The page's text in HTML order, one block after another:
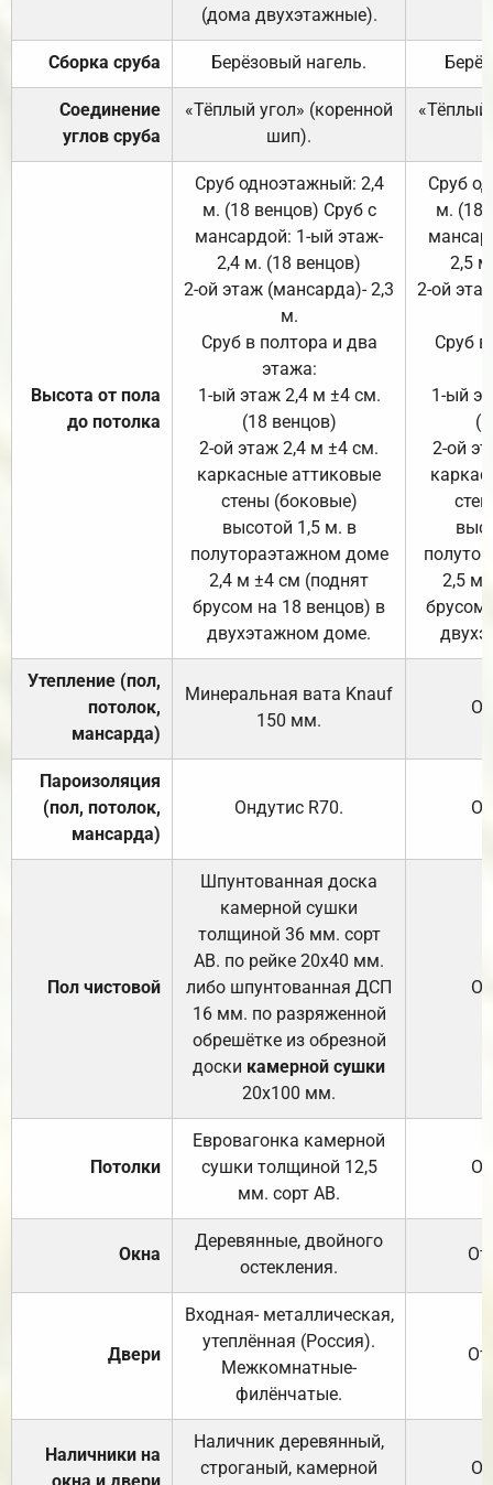
(дома двухэтажные).
Сборка сруба Берёзовый нагель.
Соединение
углов сруба
«Тёплый угол» (коренной
шип).
«Тёплый
Высота от пола
до потолка
Сруб одноэтажный: 2,4
м. (18 венцов) Сруб с
мансардой: 1-ый этаж-
2,4 м. (18 венцов)
2-ой этаж (мансарда)- 2,3
м.
Сруб в полтора и два
этажа:
1-ый этаж 2,4 м ±4 см.
(18 венцов)
2-ой этаж 2,4 м ±4 см.
каркасные аттиковые
стены (боковые)
высотой 1,5 м. в
полутораэтажном доме
2,4 м ±4 см (поднят
брусом на 18 венцов) в
двухэтажном доме.
Сруб
м. (18
2,5
2-ой
Сруб
1-ый
2-ой
2,5 м
брусом
Утепление (пол,
потолок,
мансарда)
Минеральная вата Knauf
150 мм.
Пароизоляция
(пол, потолок,
мансарда)
Ондутис R70.
Пол чистовой
Шпунтованная доска
камерной сушки
толщиной 36 мм. сорт
АВ. по рейке 20х40 мм.
либо шпунтованная ДСП
16 мм. по разряженной
обрешётке из обрезной
доски камерной сушки
20х100 мм.
Потолки
Евровагонка камерной
сушки толщиной 12,5
мм. сорт АВ.
Окна
Деревянные, двойного
остекления.
Двери
Входная- металлическая,
утеплённая (Россия).
Межкомнатные-
филёнчатые.
Наличники на
окна и двери
Наличник деревянный,
строганый, камерной